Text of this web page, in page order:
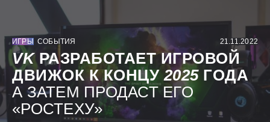
ИГРЫ СОБЫТИЯ 21.11.2022
VK РАЗРАБОТАЕТ ИГРОВОЙ
ДВИЖОК К КОНЦУ2025 ГОДА
А ЗАТЕМ ПРОДАСТ ЕГО
«РОСТЕХУ»